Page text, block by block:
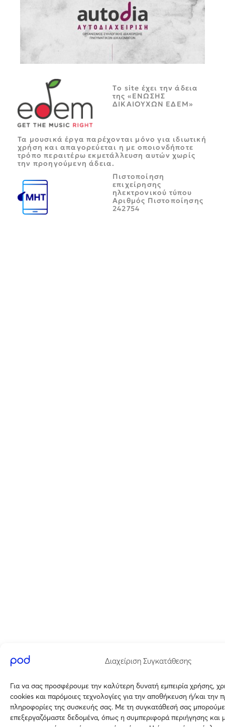
Διαχείριση Συγκατάθεσης
Για να σας προσφέρουμε την καλύτερη δυνατή εμπειρία χρήσης,
cookies και παρόμοιες τεχνολογίες για την αποθήκευση ή/και την
πληροφορίες της συσκευής σας. Με τη συγκατάθεσή σας
επεξεργαζόμαστε δεδομένα, όπως η συμπεριφορά περιήγησης και
Tο site έχει την άδεια
της «ΕΝΩΣΗΣ
ΔΙΚΑΙΟΥΧΩΝ ΕΔΕΜ»
Τα μουσικά έργα παρέχονται μόνο για ιδιωτική
χρήση και απαγορεύεται η με οποιονδήποτε
τρόπο περαιτέρω εκμετάλλευση αυτών χωρίς
την προηγούμενη άδεια.
Πιστοποίηση
επιχείρησης
ηλεκτρονικού τύπου
Αριθμός Πιστοποίησης
242754